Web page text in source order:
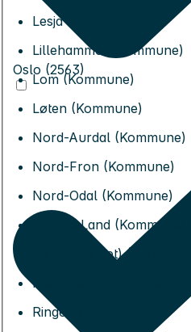
Lesja (Kommune)
Lillehammer (Kommune)
Lom (Kommune)
Løten (Kommune)
Nord-Aurdal (Kommune)
Nord-Fron (Kommune)
Nord-Odal (Kommune)
Nordre Land (Kommune)
Os (Innlandet) (Kommune)
Rendalen (Kommune)
Ringebu (Kommune)
Oslo (2563)